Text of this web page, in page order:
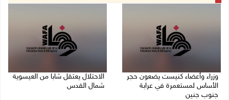
وزراء وأعضاء كنيست يضعون حجر
الأساس لمستعمرة في عرابة
جنوب جنين
الاحتلال يعتقل شابا من العيسوية
شمال القدس